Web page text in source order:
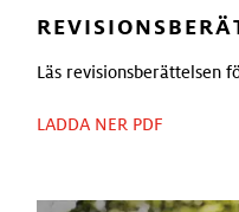
Läs revisionsberättelsen
LADDA NER PDF